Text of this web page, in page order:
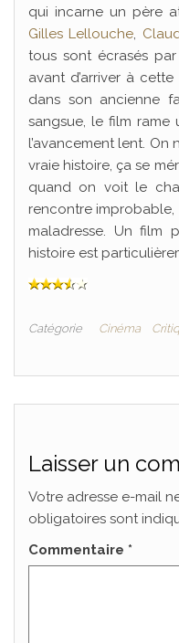
qui incarne un père
Gilles Lellouche,
tous sont écrasés
avant d’arriver à
dans son ancienne
sangsue, le film
l’avancement lent. On
vraie histoire, ça se
quand on voit le
rencontre improbable,
maladresse. Un film
histoire est
Catégorie Cinéma
Laisser un
Votre adresse e-mail
obligatoires sont
Commentaire *